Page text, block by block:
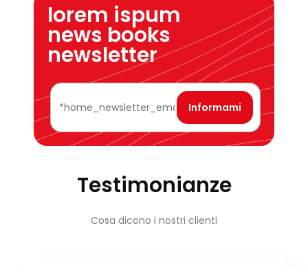
lorem ispum
news books
newsletter
Testimonianze
Cosa dicono i nostri clienti